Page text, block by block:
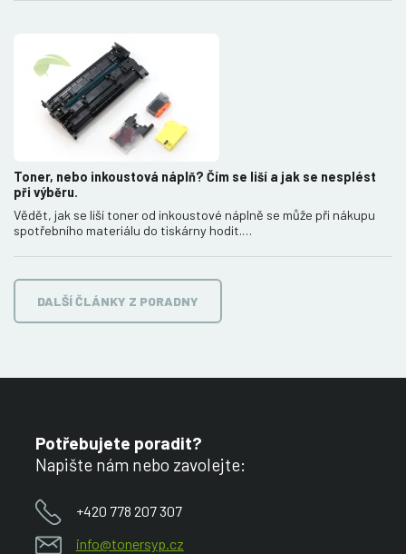
Toner, nebo inkoustová náplň? Čím se liší a jak se nesplést
při výběru.
Vědět, jak se liší toner od inkoustové náplně se může při nákupu
spotřebního materiálu do tiskárny hodit.…
DALŠÍ ČLÁNKY Z PORADNY
Potřebujete poradit?
Napište nám nebo zavolejte:
+420 778 207 307
info@tonersyp.cz